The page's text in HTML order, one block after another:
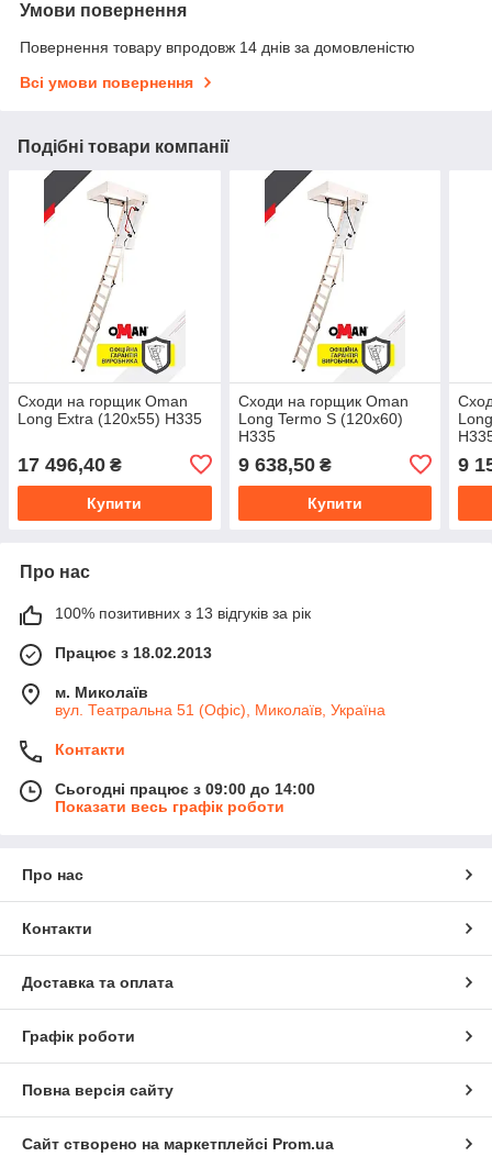
Умови повернення
Повернення товару впродовж 14 днів за домовленістю
Всі умови повернення
Подібні товари компанії
Сходи на горщик Oman
Long Extra (120x55) H335
17 496,40 ₴
Купити
Сходи на горщик Oman
Long Termo S (120x60)
H335
9 638,50₴
Купити
9
Про нас
100% позитивних з 13 відгуків за рік
Працює з 18.02.2013
м. Миколаїв
вул. Театральна 51 (Офіс), Миколаїв, Україна
Контакти
Сьогодні працює з 09:00 до 14:00
Показати весь графік роботи
Про нас
Контакти
Доставка та оплата
Графік роботи
Повна версія сайту
Сайт створено на маркетплейсі Prom.ua